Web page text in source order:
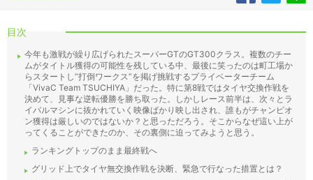
目次
今年も激戦が繰り広げられたスーパーGTのGT300クラス。複数のチー
ムがタイトル獲得の可能性を残している中、最後に笑ったのは町工場か
らスタートし“打倒ワークス”を掲げ挑戦するプライベーターチーム
「VivaC Team TSUCHIYA」だった。特に第8戦ではタイヤ交換作戦を
決めて、見事な逆転優勝を勝ち取った。しかしレース前半は、次々とラ
イバルマシンに抜かれていく映像ばかり映し出され、誰もがチャンピオ
ン獲得は厳しいのではないか？と思っただろう。そこからなぜ這い上が
ってくることができたのか、その裏側に迫ってみようと思う。
ランキングトップのまま最終戦へ
グリッド上でタイヤ無交換作戦を決断、緊急で行なった措置とは？